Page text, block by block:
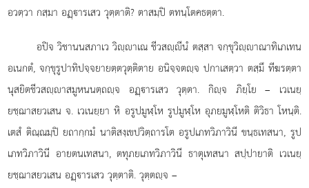
อวตฺวา กสฺมา อฏฺารเสว วุตฺตาติ? ตาสมฺปิ ตทนฺโตคธตฺตา.
อปิจ วิชานนสภาเว วิฺาเณ ชีวสฺีนํ ตสฺสา จกฺขุวิฺาณาทิเภเทน
อเนกตํ, จกฺขุรูปาทิปจฺจยายตฺตวุตฺติตาย อนิจฺจตฺจ ปกาเสตฺวา ตสฺมึ ทีฆรตฺตา
นุสยิตชีวสฺาสมูหนนตฺถฺจ อฏฺารเสว วุตฺตา. กิฺจ ภิยฺโย– เวเนยฺ
ยชฺฌาสยวเสน จ. เวเนยฺยา หิ อรูปมูฬฺโห รูปมูฬฺโห อุภยมูฬฺโหติ ติวิธา โหนฺติ.
เตสํ ติณฺณมฺปิ ยถากฺกมํ นาติสงฺเขปวิตฺถารโต อรูปเภทวิภาวินี ขนฺธเทสนา, รูป
เภทวิภาวินี อายตนเทสนา, ตทุภยเภทวิภาวินี ธาตุเทสนา สปฺปายาติ เวเนยฺ
ยชฺฌาสยวเสน อฏฺารเสว วุตฺตาติ. วุตฺตฺจ –